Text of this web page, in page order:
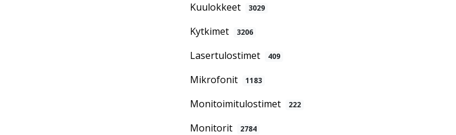
Kuulokkeet 3029
Kytkimet 3206
Lasertulostimet 409
Mikrofonit 1183
Monitoimitulostimet 222
Monitorit 2784